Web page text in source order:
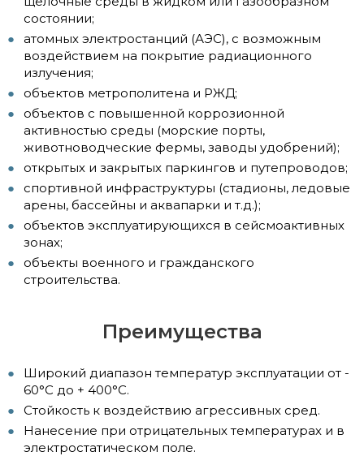
состоянии;
атомных электростанций (АЭС), с возможным
воздействием на покрытие радиационного
излучения;
объектов метрополитена и РЖД;
объектов с повышенной коррозионной
активностью среды (морские порты,
животноводческие фермы, заводы удобрений);
открытых и закрытых паркингов и путепроводов;
спортивной инфраструктуры (стадионы, ледовые
арены, бассейны и аквапарки и т.д.);
объектов эксплуатирующихся в сейсмоактивных
зонах;
объекты военного и гражданского
строительства.
Преимущества
Широкий диапазон температур эксплуатации от -
60°С до + 400°С.
Стойкость к воздействию агрессивных сред.
Нанесение при отрицательных температурах и в
электростатическом поле.